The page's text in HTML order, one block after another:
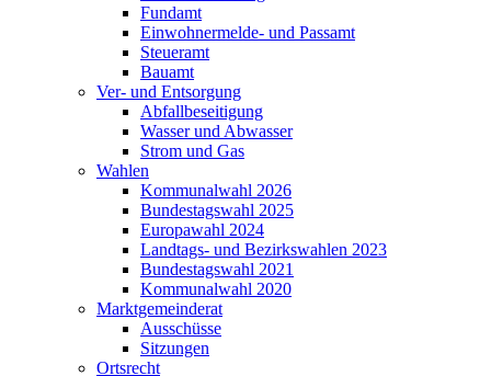
Fundamt
Einwohnermelde- und Passamt
Steueramt
Bauamt
Ver- und Entsorgung
Abfallbeseitigung
Wasser und Abwasser
Strom und Gas
Wahlen
Kommunalwahl 2026
Bundestagswahl 2025
Europawahl 2024
Landtags- und Bezirkswahlen 2023
Bundestagswahl 2021
Kommunalwahl 2020
Marktgemeinderat
Ausschüsse
Sitzungen
Ortsrecht